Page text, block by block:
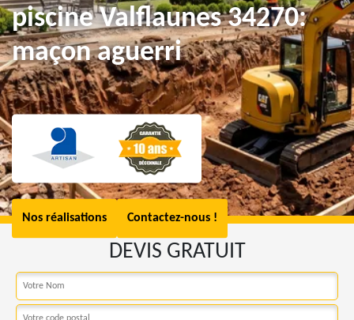
piscine Valflaunes 34270:
maçon aguerri
Nos réalisations Contactez-nous !
DEVIS GRATUIT